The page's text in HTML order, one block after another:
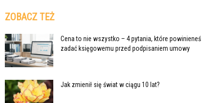
ZOBACZ TEŻ
Cena to nie wszystko – 4 pytania, które powinieneś
zadać księgowemu przed podpisaniem umowy
Jak zmienił się świat w ciągu 10 lat?